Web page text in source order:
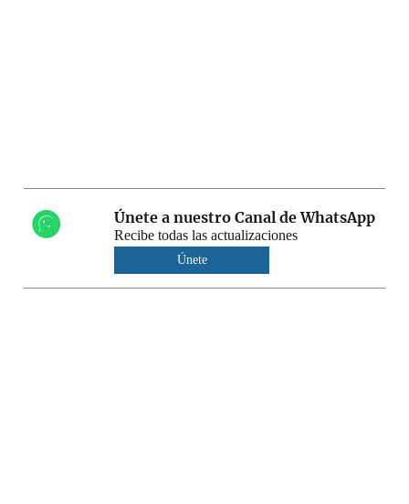
Únete a nuestro Canal de WhatsApp
Recibe todas las actualizaciones
Únete